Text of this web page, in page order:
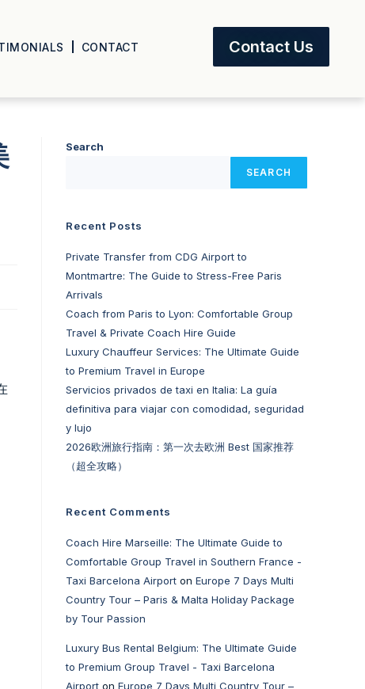
CONTACT Contact Us
Search
SEARCH
Recent Posts
Private Transfer from CDG Airport to
Montmartre: The Guide to Stress-Free Paris
Arrivals
Coach from Paris to Lyon: Comfortable Group
Travel & Private Coach Hire Guide
Luxury Chauffeur Services: The Ultimate Guide
to Premium Travel in Europe
Servicios privados de taxi en Italia: La guía
definitiva para viajar con comodidad, seguridad
y lujo
2026欧洲旅行指南：第一次去欧洲 Best 国家推荐
（超全攻略）
Recent Comments
Coach Hire Marseille: The Ultimate Guide to
Comfortable Group Travel in Southern France -
Taxi Barcelona Airport on Europe 7 Days Multi
Country Tour – Paris & Malta Holiday Package
by Tour Passion
Luxury Bus Rental Belgium: The Ultimate Guide
to Premium Group Travel - Taxi Barcelona
Airport on Europe 7 Days Multi Country Tour –